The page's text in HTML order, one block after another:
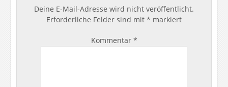
Deine E-Mail-Adresse wird nicht veröffentlicht.
Erforderliche Felder sind mit * markiert
Kommentar *